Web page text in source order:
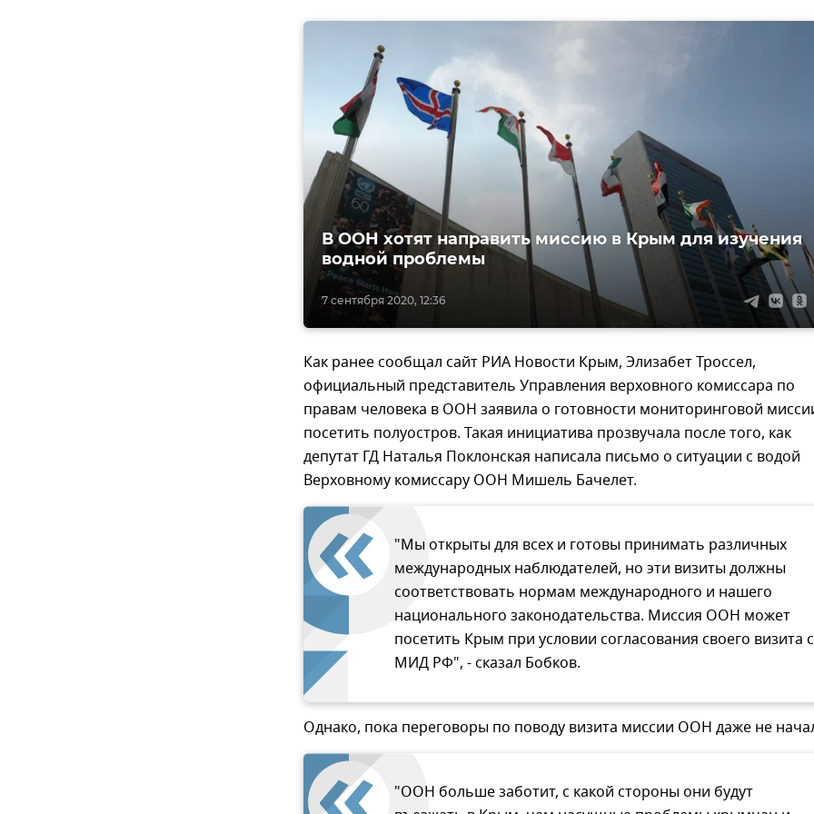
7 сентября 2020, 12:36
В ООН хотят направить миссию в Крым для изучения
водной проблемы
Как ранее сообщал сайт РИА Новости Крым, Элизабет Троссел,
официальный представитель Управления верховного комиссара по
правам человека в ООН заявила о готовности мониторинговой
посетить полуостров. Такая инициатива прозвучала после того, как
депутат ГД Наталья Поклонская написала письмо о ситуации с водой
Верховному комиссару ООН Мишель Бачелет.
"Мы открыты для всех и готовы принимать различных
международных наблюдателей, но эти визиты должны
соответствовать нормам международного и нашего
национального законодательства. Миссия ООН может
посетить Крым при условии согласования своего визита с
МИД РФ", - сказал Бобков.
Однако, пока переговоры по поводу визита миссии ООН даже не
"ООН больше заботит, с какой стороны они будут